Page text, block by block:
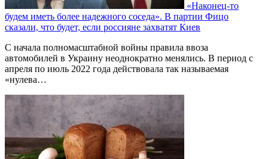
«Наконец-то
будем иметь более надежного соседа». В партии Фицо
сказали, что будет, если россияне захватят Киев
С начала полномасштабной войны правила ввоза
автомобилей в Украину неоднократно менялись. В период с
апреля по июль 2022 года действовала так называемая
«нулева…